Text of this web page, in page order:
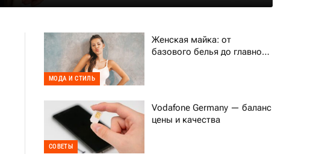
МОДА И СТИЛЬ
Женская майка: от
базового белья до главного
СОВЕТЫ
Vodafone Germany — баланс
цены и качества